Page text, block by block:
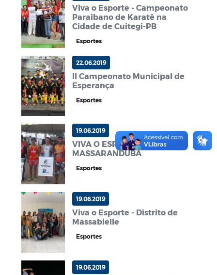
Viva o Esporte - Campeonato
Paraibano de Karatê na
Cidade de Cuitegi-PB
Esportes
22.06.2019
II Campeonato Municipal de
Esperança
Esportes
19.06.2019
VIVA O ESPORTE -
MASSARANDUBA
Esportes
19.06.2019
Viva o Esporte - Distrito de
Massabielle
Esportes
19.06.2019